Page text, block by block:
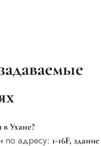
Ухане?
по адресу: 1-16F, здание